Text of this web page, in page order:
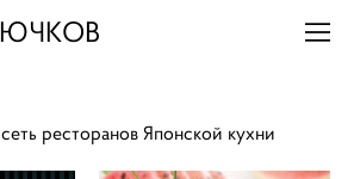
ресторанов Японской кухни